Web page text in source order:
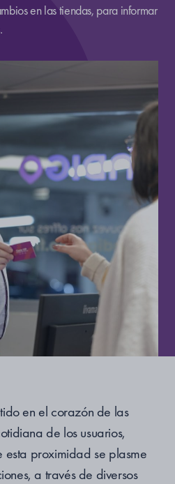
en las tiendas, para informar
en el corazón de las
de los usuarios,
proximidad se plasme
a través de diversos